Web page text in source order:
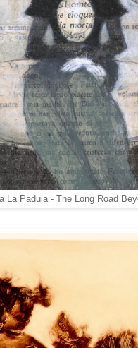
La Padula - The Long Road